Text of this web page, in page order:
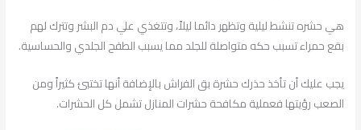
هي حشره تنشط ليلية وتظهر دائما ليلاً، وتتغذي علي دم البشر وتترك لهم
بقع حمراء تسبب حكه متواصلة للجلد مما يسبب الطفح الجلدي والحساسية.
يجب عليك أن تأخذ حذرك حشرة بق الفراش بالإضافة أنها تختبئ كثيراً ومن
الصعب رؤيتها فعملية مكافحة حشرات المنازل تشمل كل الحشرات.